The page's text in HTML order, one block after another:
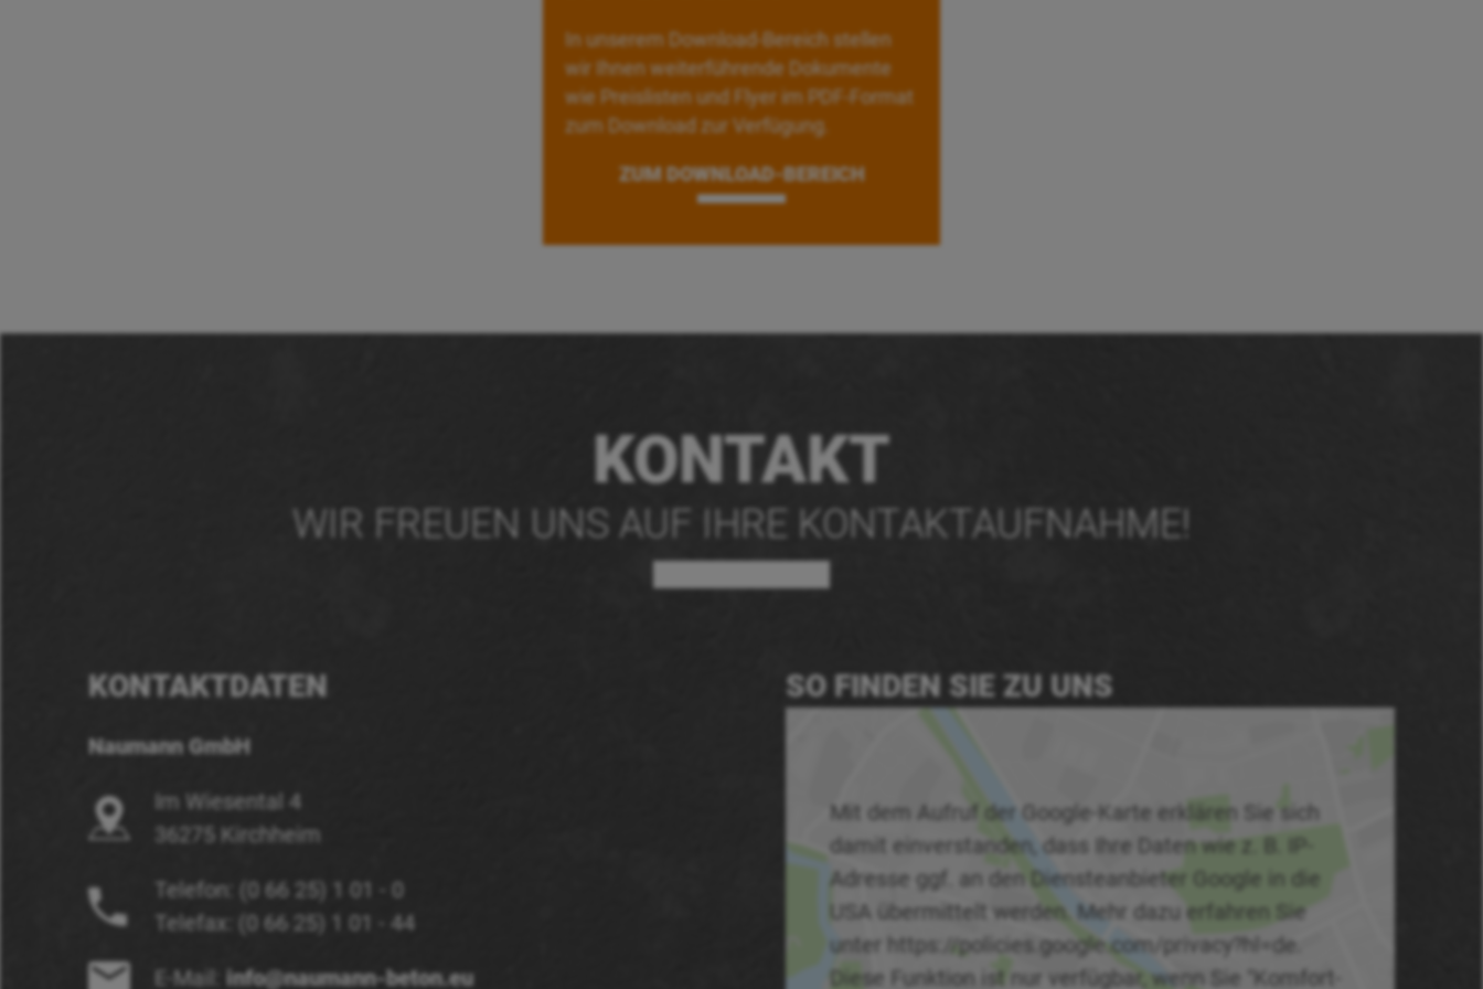
In unserem Download-Bereich stellen
wir Ihnen weiterführende Dokumente
wie Preislisten und Flyer im PDF-Format
zum Download zur Verfügung.
ZUM DOWNLOAD-BEREICH
KONTAKT
WIR FREUEN UNS AUF IHRE KONTAKTAUFNAHME!
KONTAKTDATEN
Naumann GmbH
Im Wiesental 4
36275 Kirchheim
Telefon: (0 66 25) 1 01 - 0
Telefax: (0 66 25) 1 01 - 44
E-Mail: info@naumann-beton.eu
SO FINDEN SIE ZU UNS
Mit dem Aufruf der Google-Karte erklären Sie sich
damit einverstanden, dass Ihre Daten wie z. B. IP-
Adresse ggf. an den Diensteanbieter Google in die
USA übermittelt werden. Mehr dazu erfahren Sie
unter https://policies.google.com/privacy?hl=de.
Diese Funktion ist nur verfügbar, wenn Sie "Komfort-